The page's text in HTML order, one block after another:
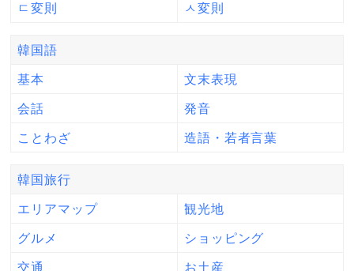
ㄷ変則 ㅅ変則
韓国語
基本 文末表現
会話 発音
ことわざ 造語・若者言葉
韓国旅行
エリアマップ 観光地
グルメ ショッピング
交通 お土産